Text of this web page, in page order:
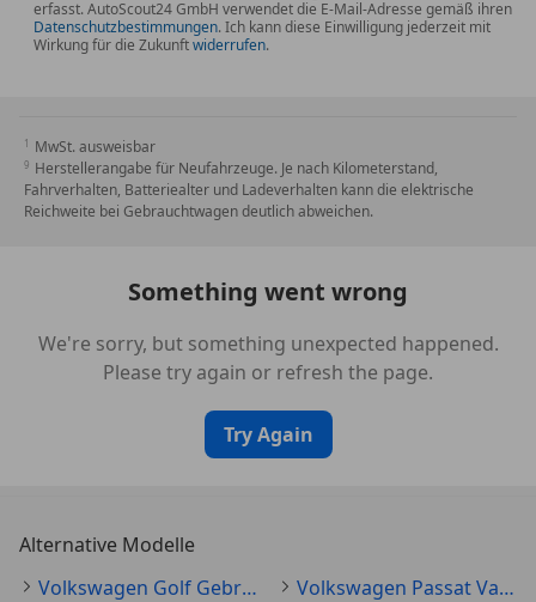
erfasst. AutoScout24 GmbH verwendet die E-Mail-Adresse gemäß ihren
Datenschutzbestimmungen. Ich kann diese Einwilligung jederzeit mit
Wirkung für die Zukunftwiderrufen.
MwSt. ausweisbar
Herstellerangabe für Neufahrzeuge. Je nach Kilometerstand,
Fahrverhalten, Batteriealter und Ladeverhalten kann die elektrische
Reichweite bei Gebrauchtwagen deutlich abweichen.
Something went wrong
We're sorry, but something unexpected happened.
Please try again or refresh the page.
Try Again
Alternative Modelle
Volkswagen Golf Gebraucht
Volkswagen Passat Variant Gebraucht